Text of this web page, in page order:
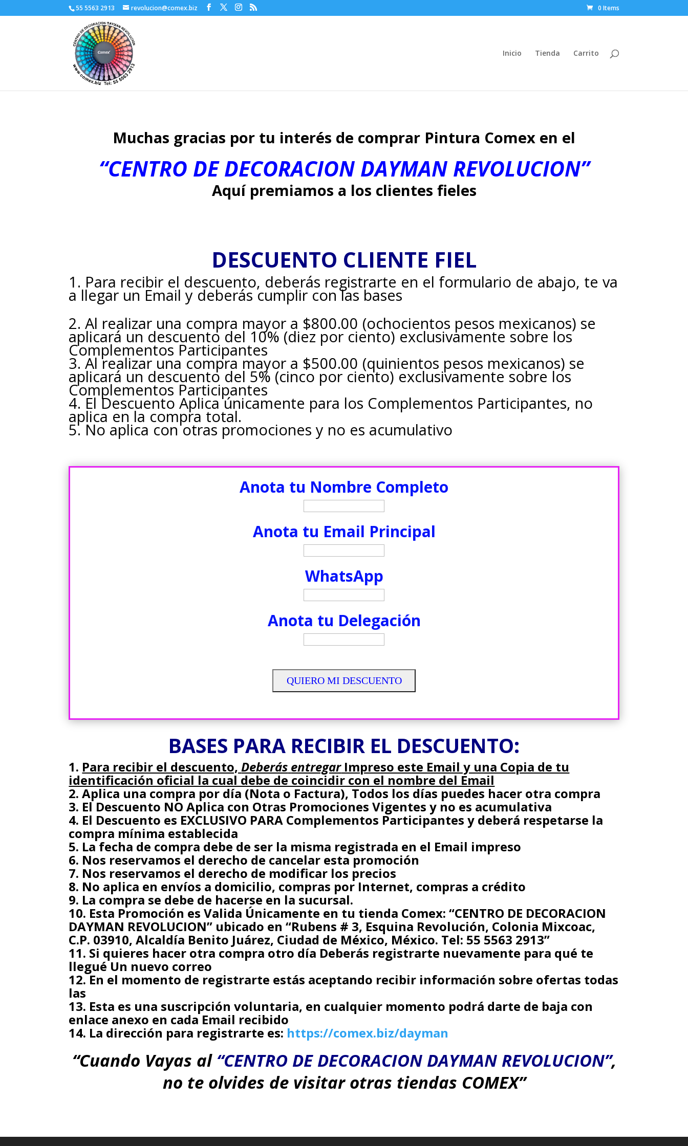
55 5563 2913 revolucion@comex.biz 0 Items
Inicio Tienda Carrito
Muchas gracias por tu interés de comprar Pintura Comex en el
“CENTRO DE DECORACION DAYMAN REVOLUCION”
Aquí premiamos a los clientes fieles
DESCUENTO CLIENTE FIEL
Para recibir el descuento, deberás registrarte en el formulario de abajo, te va
a llegar un Email y deberás cumplir con las bases
Al realizar una compra mayor a $800.00 (ochocientos pesos mexicanos) se
aplicará un descuento del 10% (diez por ciento) exclusivamente sobre los
Complementos Participantes
Al realizar una compra mayor a $500.00 (quinientos pesos mexicanos) se
aplicará un descuento del 5% (cinco por ciento) exclusivamente sobre los
Complementos Participantes
El Descuento Aplica únicamente para los Complementos Participantes, no
aplica en la compra total.
No aplica con otras promociones y no es acumulativo
Anota tu Nombre Completo
Anota tu Email Principal
WhatsApp
Anota tu Delegación
BASES PARA RECIBIR EL DESCUENTO:
Para recibir el descuento,Deberás entregarImpreso este Email y una Copia de tu
identificación oficial la cual debe de coincidir con el nombre del Email
Aplica una compra por día (Nota o Factura), Todos los días puedes hacer otra compra
El Descuento NO Aplica con Otras Promociones Vigentes y no es acumulativa
El Descuento es EXCLUSIVO PARA Complementos Participantes y deberá respetarse la
compra mínima establecida
La fecha de compra debe de ser la misma registrada en el Email impreso
Nos reservamos el derecho de cancelar esta promoción
Nos reservamos el derecho de modificar los precios
No aplica en envíos a domicilio, compras por Internet, compras a crédito
La compra se debe de hacerse en la sucursal.
Esta Promoción es Valida Únicamente en tu tienda Comex:“CENTRO DE DECORACION
DAYMAN REVOLUCION” ubicado en “Rubens # 3, Esquina Revolución, Colonia Mixcoac,
C.P. 03910, Alcaldía Benito Juárez, Ciudad de México, México. Tel: 55 5563 2913”
Si quieres hacer otra compra otro día Deberás registrarte nuevamente para qué te
llegué Un nuevo correo
En el momento de registrarte estás aceptando recibir información sobre ofertas todas
las
Esta es una suscripción voluntaria, en cualquier momento podrá darte de baja con
enlace anexo en cada Email recibido
La dirección para registrarte es: https://comex.biz/dayman
“Cuando Vayas al “CENTRO DE DECORACION DAYMAN REVOLUCION”,
no te olvides de visitar otras tiendas COMEX”